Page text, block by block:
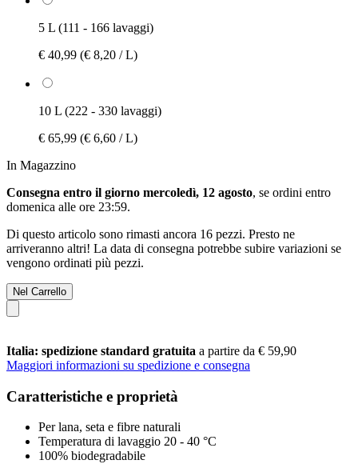
5 L (111 - 166 lavaggi)
€ 40,99 (€ 8,20 / L)
10 L (222 - 330 lavaggi)
€ 65,99 (€ 6,60 / L)
In Magazzino
Consegna entro il giorno mercoledì, 12 agosto, se ordini entro
domenica alle ore 23:59.
Di questo articolo sono rimasti ancora 16 pezzi. Presto ne
arriveranno altri! La data di consegna potrebbe subire variazioni se
vengono ordinati più pezzi.
Nel Carrello
Italia: spedizione standard gratuita a partire da € 59,90
Maggiori informazioni su spedizione e consegna
Caratteristiche e proprietà
Per lana, seta e fibre naturali
Temperatura di lavaggio 20 - 40 °C
100% biodegradabile